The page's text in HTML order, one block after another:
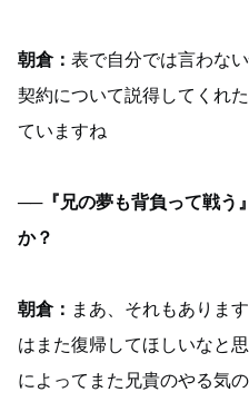
朝倉： 表で自分では言わな
契約について説得してくれ
ていますね
──『兄の夢も背負って戦う
か？
朝倉： まあ、それもありま
はまた復帰してほしいなと
によってまた兄貴のやる気